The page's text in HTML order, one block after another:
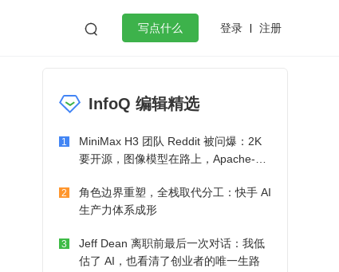
 写点什么 登录 注册
微服务架构 flutter
InfoQ 编辑精选
1
MiniMax H3 团队 Reddit 被问爆：2K
要开源，图像模型在路上，Apache-2.0
2
角色边界重塑，全栈取代分工：快手 AI
生产力体系成形
3
Jeff Dean 离职前最后一次对话：我低
估了 AI，也看清了创业者的唯一生路